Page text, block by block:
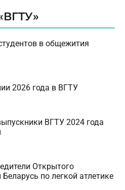
в общежития
2026 года в ВГТУ
ВГТУ 2024 года
Открытого
по легкой атлетике